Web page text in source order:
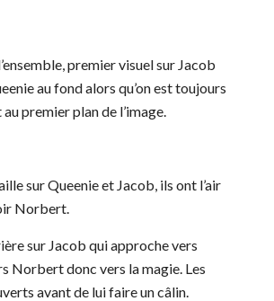
premier visuel sur Jacob
au fond alors qu’on est toujours
premier plan de l’image.
sur Queenie et Jacob, ils ont l’air
Norbert.
sur Jacob qui approche vers
Norbert donc vers la magie. Les
avant de lui faire un câlin.